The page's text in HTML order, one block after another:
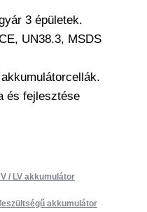
3 épületek.
UN38.3, MSDS
és fejlesztése
/ LV akkumulátor
akkumulátor